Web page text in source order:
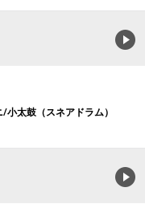
太鼓（スネアドラム）